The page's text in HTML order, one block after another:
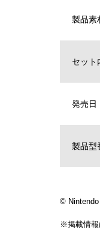
製品素
セット
発売日
製品型
©
※掲載情報